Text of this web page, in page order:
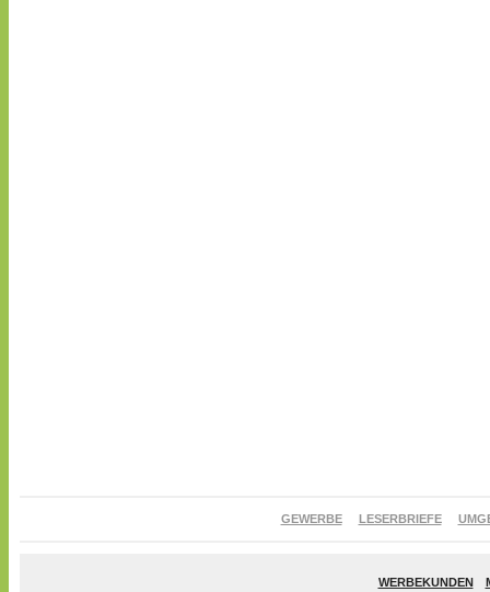
GEWERBE LESERBRIEFE
WERBEKUNDEN